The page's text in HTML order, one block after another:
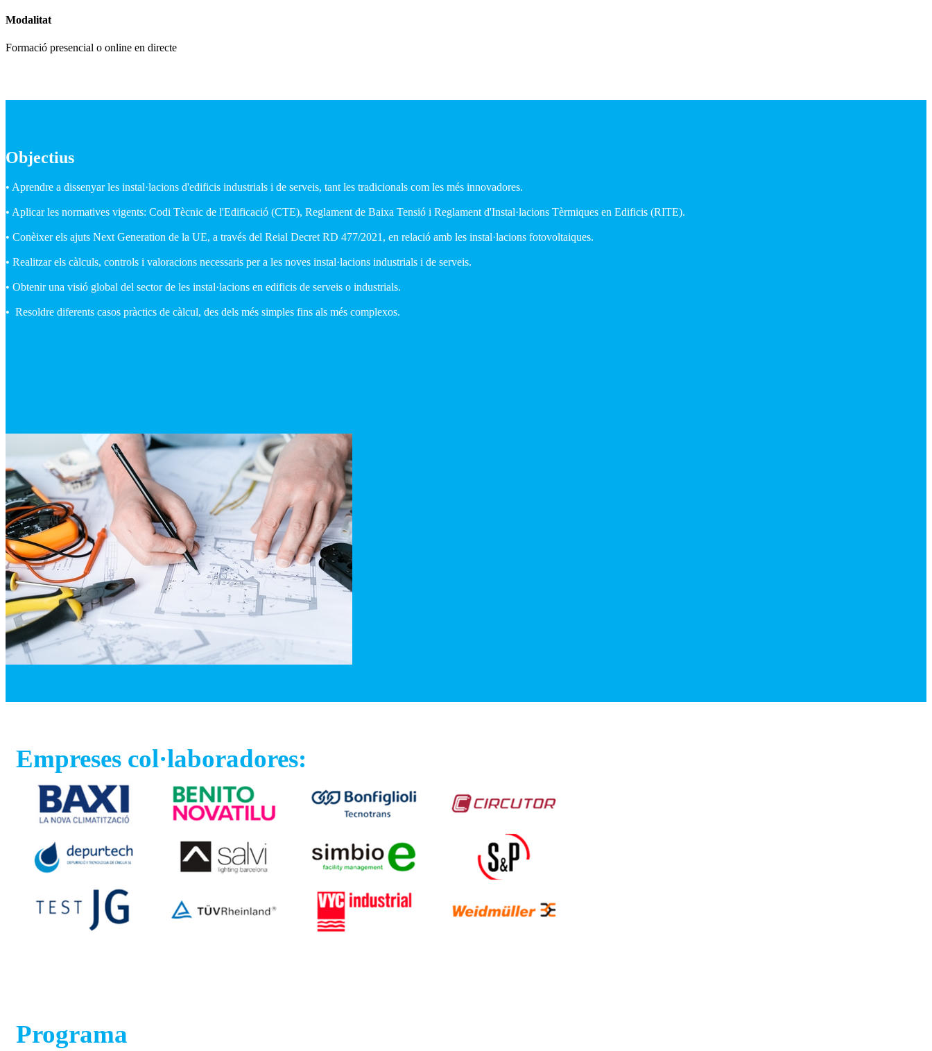
Modalitat
Formació presencial o online en directe
Objectius
• Aprendre a dissenyar les instal·lacions d'edificis industrials i de serveis, tant les tradicionals com les més innovadores.
• Aplicar les normatives vigents: Codi Tècnic de l'Edificació (CTE), Reglament de Baixa Tensió i Reglament d'Instal·lacions Tèrmiques en Edificis (RITE).
• Conèixer els ajuts Next Generation de la UE, a través del Reial Decret RD 477/2021, en relació amb les instal·lacions fotovoltaiques.
• Realitzar els càlculs, controls i valoracions necessaris per a les noves instal·lacions industrials i de serveis.
• Obtenir una visió global del sector de les instal·lacions en edificis de serveis o industrials.
• Resoldre diferents casos pràctics de càlcul, des dels més simples fins als més complexos.
Empreses col·laboradores:
Programa